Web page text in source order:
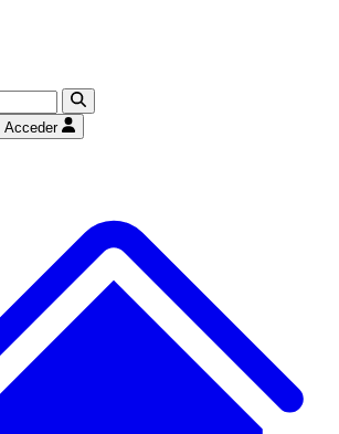
Acceder